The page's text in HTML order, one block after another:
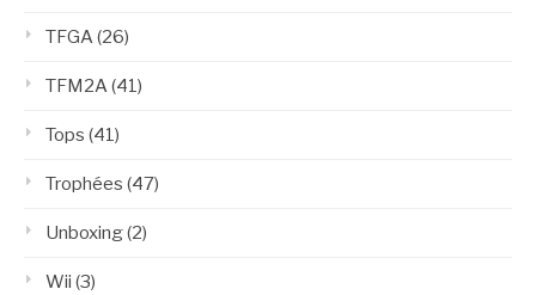
TFGA(26)
TFM2A(41)
Tops (41)
Trophées (47)
Unboxing(2)
Wii (3)